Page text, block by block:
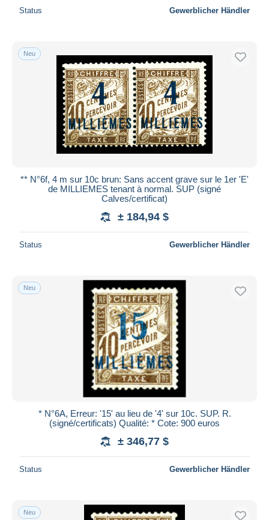
Status Gewerblicher Händler
Neu
** N°6f, 4 m sur 10c brun: Sans accent grave sur le 1er 'E'
de MILLIEMES tenant à normal. SUP (signé
Calves/certificat)
± 184,94 $
Status Gewerblicher Händler
Neu
* N°6A, Erreur: '15' au lieu de '4' sur 10c. SUP. R.
(signé/certificats) Qualité: * Cote: 900 euros
± 346,77 $
Status Gewerblicher Händler
Neu